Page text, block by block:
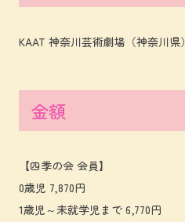
KAAT 神奈川芸術劇場（神奈川県）
金額
【四季の会 会員】
0歳児 7,870円
1歳児～未就学児まで 6,770円